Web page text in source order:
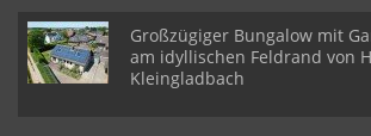
Großzügiger Bungalow mit
am idyllischen Feldrand von
Kleingladbach